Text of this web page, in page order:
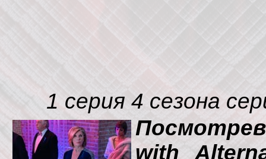
1 серия 4 сезона
Посмотрев
with